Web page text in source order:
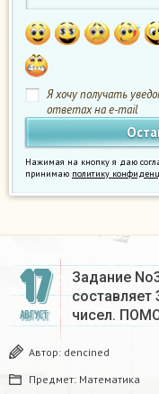
Я хочу получать
ответах на e-mail
Нажимая на кнопку я даю
принимаю политику
17
АВГУСТ
Задание
составляет
чисел.
Автор: dencined
Предмет: Математика